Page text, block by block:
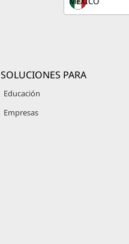
SOLUCIONES PARA
Educación
Empresas